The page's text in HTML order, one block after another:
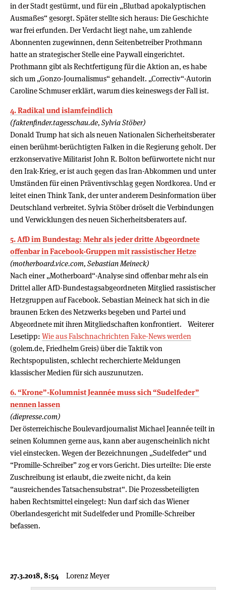
in der Stadt gestürmt, und für ein „Blutbad apokalyptischen
Ausmaßes“ gesorgt. Später stellte sich heraus: Die Geschichte
war frei erfunden. Der Verdacht liegt nahe, um zahlende
Abonnenten zugewinnen, denn Seitenbetreiber Prothmann
hatte an strategischer Stelle eine Paywall eingerichtet.
Prothmann gibt als Rechtfertigung für die Aktion an, es habe
sich um „Gonzo-Journalismus“ gehandelt. „Correctiv“-Autorin
Caroline Schmuser erklärt, warum dies keineswegs der Fall ist.
4. Radikal und islamfeindlich
(faktenfinder.tagesschau.de, Sylvia Stöber)
Donald Trump hat sich als neuen Nationalen Sicherheitsberater
einen berühmt-berüchtigten Falken in die Regierung geholt. Der
erzkonservative Militarist John R. Bolton befürwortete nicht nur
den Irak-Krieg, er ist auch gegen das Iran-Abkommen und unter
Umständen für einen Präventivschlag gegen Nordkorea. Und er
leitet einen Think Tank, der unter anderem Desinformation über
Deutschland verbreitet. Sylvia Stöber dröselt die Verbindungen
und Verwicklungen des neuen Sicherheitsberaters auf.
5. AfD im Bundestag: Mehr als jeder dritte Abgeordnete
offenbar in Facebook-Gruppen mit rassistischer Hetze
(motherboard.vice.com, Sebastian Meineck)
Nach einer „Motherboard“-Analyse sind offenbar mehr als ein
Drittel aller AfD-Bundestagsabgeordneten Mitglied rassistischer
Hetzgruppen auf Facebook. Sebastian Meineck hat sich in die
braunen Ecken des Netzwerks begeben und Partei und
Abgeordnete mit ihren Mitgliedschaften konfrontiert. Weiterer
Lesetipp: Wie aus Falschnachrichten Fake-News werden
(golem.de, Friedhelm Greis) über die Taktik von
Rechtspopulisten, schlecht recherchierte Meldungen
klassischer Medien für sich auszunutzen.
6. “Krone”-Kolumnist Jeannée muss sich “Sudelfeder”
nennen lassen
(diepresse.com)
Der österreichische Boulevardjournalist Michael Jeannée teilt in
seinen Kolumnen gerne aus, kann aber augenscheinlich nicht
viel einstecken. Wegen der Bezeichnungen „Sudelfeder“ und
“Promille-Schreiber” zog er vors Gericht. Dies urteilte: Die erste
Zuschreibung ist erlaubt, die zweite nicht, da kein
“ausreichendes Tatsachensubstrat“. Die Prozessbeteiligten
haben Rechtsmittel eingelegt: Nun darf sich das Wiener
Oberlandesgericht mit Sudelfeder und Promille-Schreiber
befassen.
27.3.2018, 8:54 Lorenz Meyer